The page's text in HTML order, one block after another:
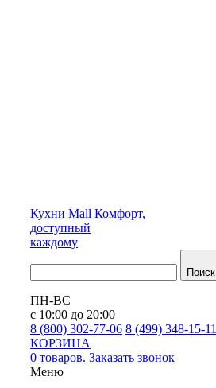
Кухни Mall Комфорт,
доступный
каждому
Поиск
ПН-ВС
с 10:00 до 20:00
8 (800) 302-77-06 8 (499) 348-15-11
КОРЗИНА
0 товаров. Заказать звонок
Меню